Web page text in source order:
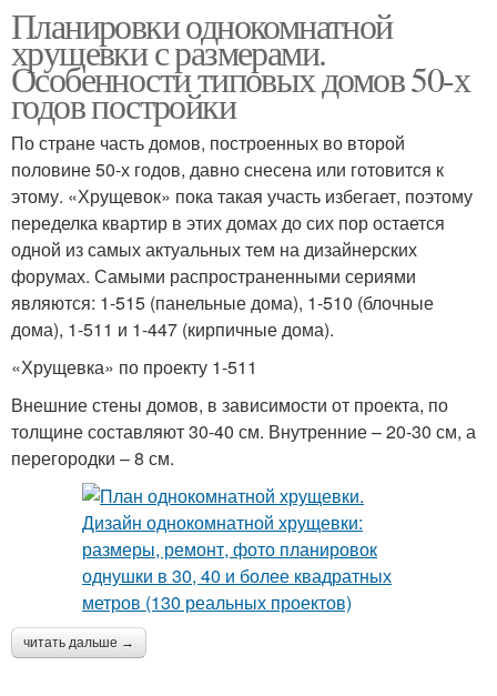
Планировки однокомнатной
хрущевки с размерами.
Особенности типовых домов 50-х
годов постройки
По стране часть домов, построенных во второй
половине 50-х годов, давно снесена или готовится к
этому. «Хрущевок» пока такая участь избегает, поэтому
переделка квартир в этих домах до сих пор остается
одной из самых актуальных тем на дизайнерских
форумах. Самыми распространенными сериями
являются: 1-515 (панельные дома), 1-510 (блочные
дома), 1-511 и 1-447 (кирпичные дома).
«Хрущевка» по проекту 1-511
Внешние стены домов, в зависимости от проекта, по
толщине составляют 30-40 см. Внутренние – 20-30 см, а
перегородки – 8 см.
читать дальше →